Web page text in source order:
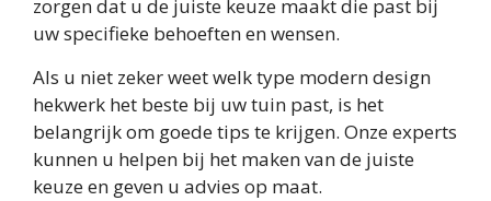
zorgen dat u de juiste keuze maakt die past bij
uw specifieke behoeften en wensen.
Als u niet zeker weet welk type modern design
hekwerk het beste bij uw tuin past, is het
belangrijk om goede tips te krijgen. Onze experts
kunnen u helpen bij het maken van de juiste
keuze en geven u advies op maat.